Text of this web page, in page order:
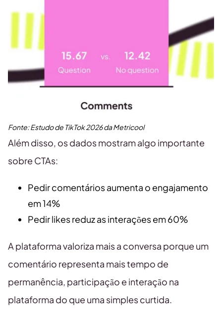
Fonte:Estudo de TikTok2026da Metricool
Além disso, os dados mostram algo importante
sobre CTAs:
Pedir comentários aumenta o engajamento
em 14%
Pedir likes reduz as interações em 60%
A plataforma valoriza mais a conversa porque um
comentário representa mais tempo de
permanência, participação e interação na
plataforma do que uma simples curtida.